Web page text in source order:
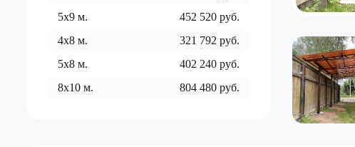
5x9 м. 452 520руб.
4x8 м. 321 792 руб.
5x8 м. 402 240руб.
8x10 м. 804 480руб.